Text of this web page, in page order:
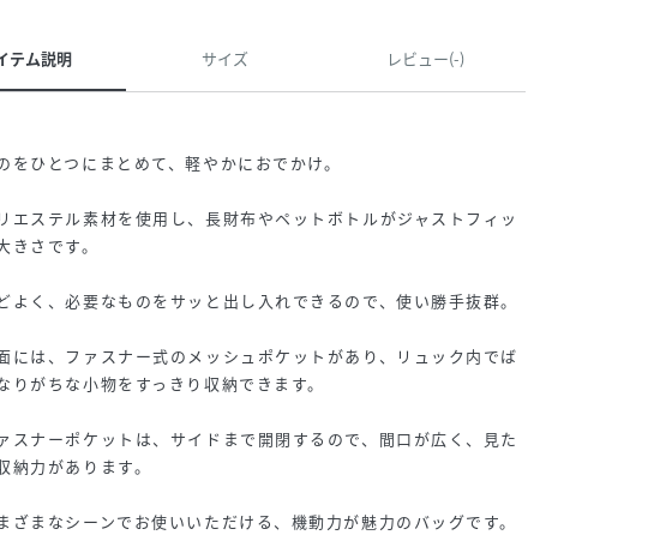
テム説明 サイズ レビュー(-)
をひとつにまとめて、軽やかにおでかけ。
エステル素材を使用し、長財布やペットボトルがジャストフィッ
きさです。
よく、必要なものをサッと出し入れできるので、使い勝手抜群。
には、ファスナー式のメッシュポケットがあり、リュック内でば
りがちな小物をすっきり収納できます。
スナーポケットは、サイドまで開閉するので、間口が広く、見た
納力があります。
ざまなシーンでお使いいただける、機動力が魅力のバッグです。